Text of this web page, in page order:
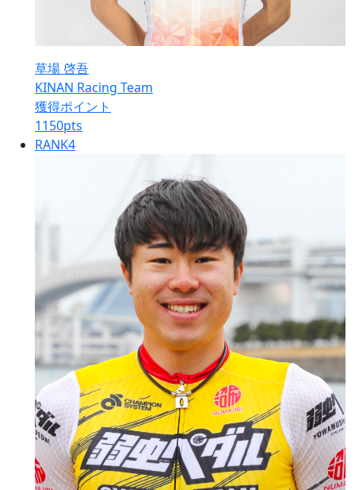
草場 啓吾
KINAN Racing Team
獲得ポイント
1150pts
RANK4